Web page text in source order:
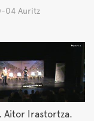
04 Auritz
Aitor Irastortza.